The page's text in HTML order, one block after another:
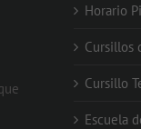
Horario
Cursillos
Cursillo
Escuela